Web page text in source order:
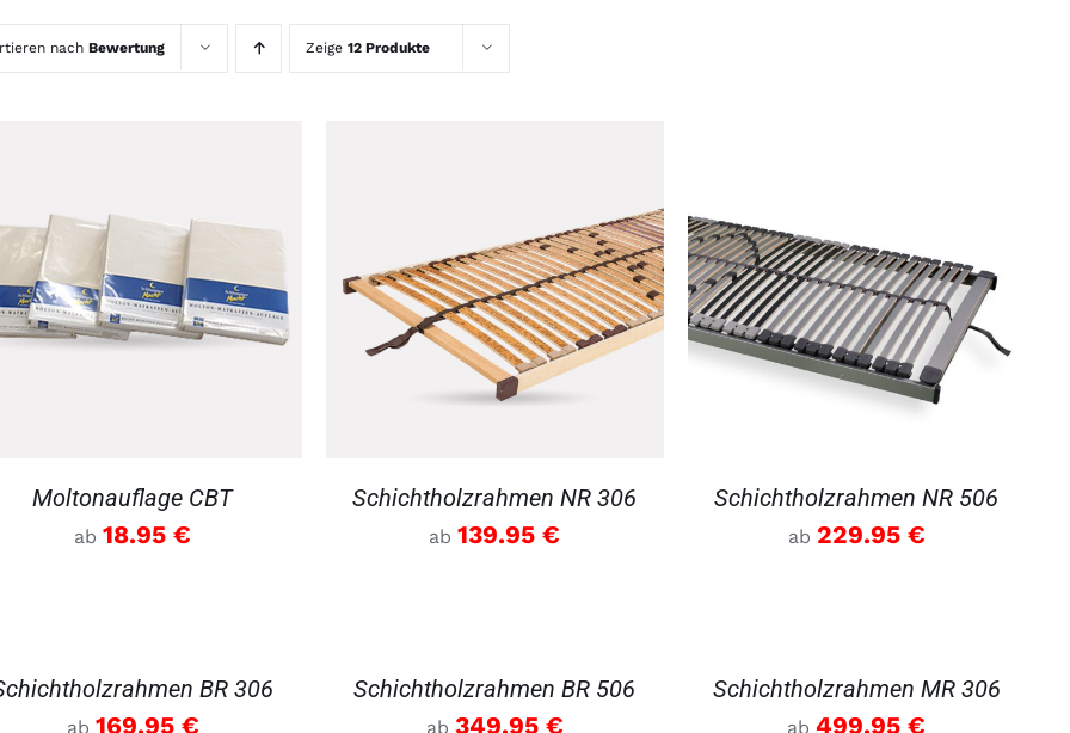
nach Bewertung Zeige 12 Produkte
DETAILS
Moltonauflage CBT
ab18.95€
DETAILS
Schichtholzrahmen NR 306
ab139.95€
DETAILS
Schichtholzrahmen NR 506
ab 229.95 €
BR 306
ab 169.95 €
Schichtholzrahmen BR 506
ab 349.95 €
Schichtholzrahmen MR 306
ab499.95€